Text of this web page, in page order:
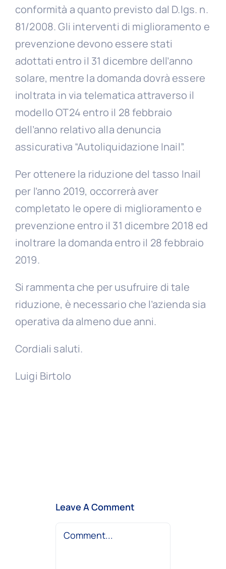
conformità a quanto previsto dal D.lgs. n.
81/2008. Gli interventi di miglioramento e
prevenzione devono essere stati
adottati entro il 31 dicembre dell’anno
solare, mentre la domanda dovrà essere
inoltrata in via telematica attraverso il
modello OT24 entro il 28 febbraio
dell’anno relativo alla denuncia
assicurativa “Autoliquidazione Inail”.
Per ottenere la riduzione del tasso Inail
per l’anno 2019, occorrerà aver
completato le opere di miglioramento e
prevenzione entro il 31 dicembre 2018 ed
inoltrare la domanda entro il 28 febbraio
2019.
Si rammenta che per usufruire di tale
riduzione, è necessario che l’azienda sia
operativa da almeno due anni.
Cordiali saluti.
Luigi Birtolo
Leave A Comment
Comment